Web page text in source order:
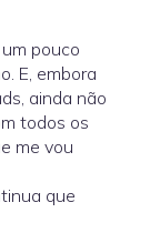
pouco
E, embora
ainda não
todos os
me vou
que